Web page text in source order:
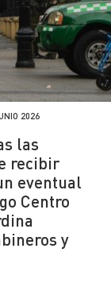
2026
las
recibir
eventual
Centro
y